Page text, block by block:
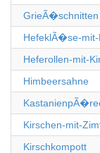
GrieÃ�schnitten
HefeklÃ�se-mit-
Heferollen-mit-
Himbeersahne
Kirschen-mit-
Kirschkompott